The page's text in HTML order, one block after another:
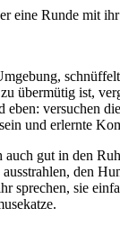
eine Runde mit ihr
übermütig ist,
versuchen
und erlernte
auch gut in den
den
sprechen, sie